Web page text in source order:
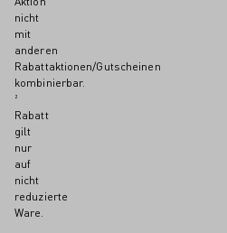
nicht
mit
anderen
Rabattaktionen/Gutscheinen
kombinierbar.
²
Rabatt
gilt
nur
auf
nicht
reduzierte
Ware.